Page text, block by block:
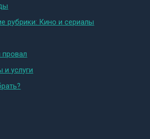
рубрики: Кино и сериалы
и услуги